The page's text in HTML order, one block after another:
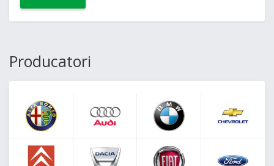
Producatori